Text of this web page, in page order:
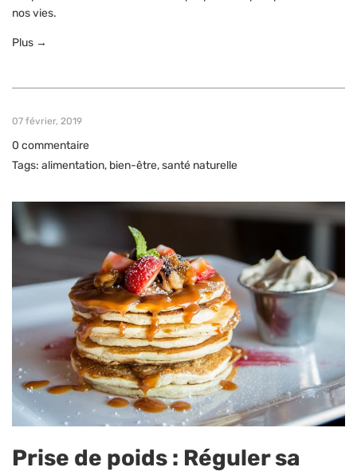
nos vies.
Plus →
07 février, 2019
0 commentaire
Tags: alimentation, bien-être,santé naturelle
Prise de poids : Réguler sa